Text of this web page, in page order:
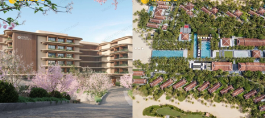
FOUR
SEASONS
HOTEL &
RESORT